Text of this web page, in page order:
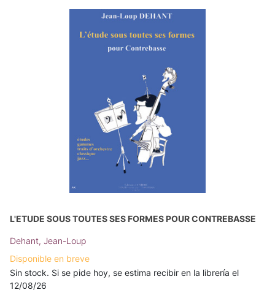
L'ETUDE SOUS TOUTES SES FORMES POUR CONTREBASSE
Dehant, Jean-Loup
Disponible en breve
Sin stock. Si se pide hoy, se estima recibir en la librería el
12/08/26